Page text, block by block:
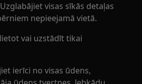
visas sīkās detaļas
nepieejamā vietā.
vai uzstādīt tikai
ierīci no visas ūdens,